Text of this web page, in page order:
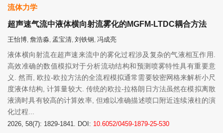
流体力学
超声速气流中液体横向射流雾化的MGFM-LTDC耦合方法
王怡博, 詹浩淼, 孟宝清, 刘铁钢, 冯成亮
液体横向射流在超声速来流中的雾化过程涉及复杂的气液相互作用.
高效准确的数值模拟对于分析流动结构和预测喷雾特性具有重要意
义. 然而, 欧拉-欧拉方法的全流程模拟通常需要较密网格来解析小尺
度液体结构, 计算量较大. 传统的欧拉-拉格朗日方法虽然在模拟离散
液滴时具有较高的计算效率, 但难以准确描述喷口附近连续液柱的演
化过程...
2026, 58(7): 1829-1841. DOI: 10.6052/0459-1879-25-530